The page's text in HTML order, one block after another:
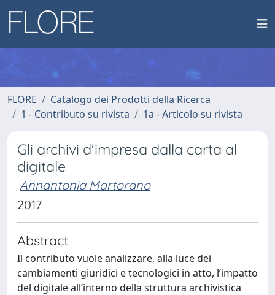
FLORE
Catalogo dei Prodotti della Ricerca
1 - Contributo su rivista
1a - Articolo su rivista
Gli archivi d'impresa dalla carta al
digitale
Annantonia Martorano
2017
Abstract
Il contributo vuole analizzare, alla luce dei
cambiamenti giuridici e tecnologici in atto, l’impatto
del digitale all’interno della struttura archivistica